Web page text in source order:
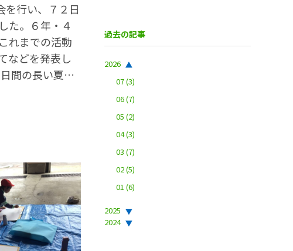
を行い、７２日
た。６年・４
れまでの活動
などを発表し
間の長い夏休
過去の記事
2026
07(3)
06(7)
05 (2)
04(3)
03 (7)
02(5)
01 (6)
2025
2024